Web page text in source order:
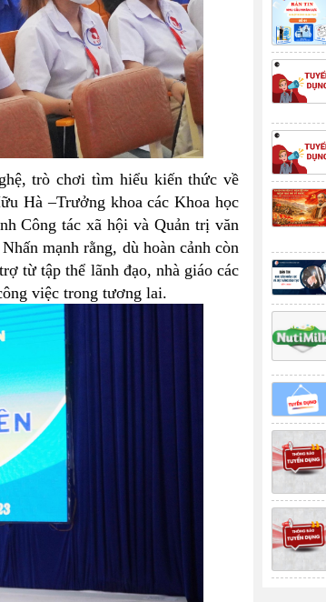
trò chơi tìm hiểu kiến thức về
Hà –Trưởng khoa các Khoa học
Công tác xã hội và Quản trị văn
mạnh rằng, dù hoàn cảnh còn
từ tập thể lãnh đạo, nhà giáo các
việc trong tương lai.